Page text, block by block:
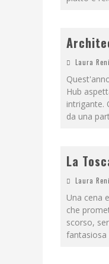
Laura
Hub
intrigante.
da una
La
Laura
Una cena
che
scorso,